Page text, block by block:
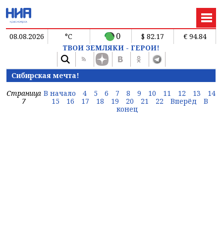
08.08.2026 °C 0 $ 82.17
€ 94.84
ТВОИ ЗЕМЛЯКИ - ГЕРОИ!
Сибирская мечта!
Страница
7
В начало 4 5 6 7 8 9 10 11 12 13
14
15
16 17 18 19 20 21 22 Вперёд
В
конец